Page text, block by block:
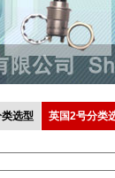
选型 英国2号分类